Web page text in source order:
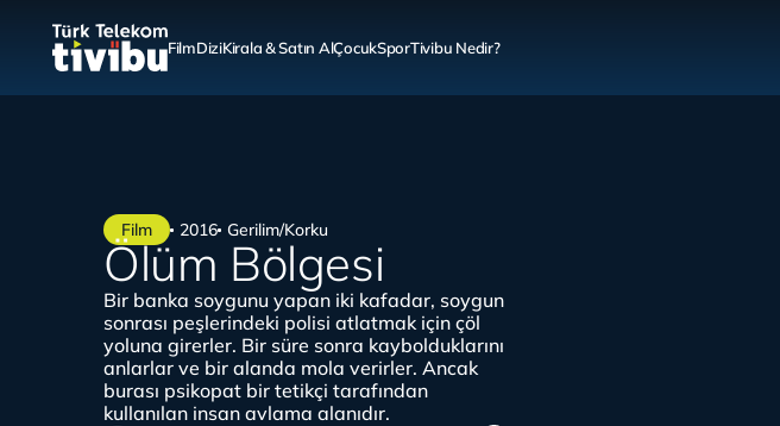
FilmDiziKirala & Satın AlÇocukSporTivibu Nedir?
Film 2016 Gerilim/Korku
Ölüm Bölgesi
Bir banka soygunu yapan iki kafadar, soygun
sonrası peşlerindeki polisi atlatmak için çöl
yoluna girerler. Bir süre sonra kaybolduklarını
anlarlar ve bir alanda mola verirler. Ancak
burası psikopat bir tetikçi tarafından
kullanılan insan avlama alanıdır.